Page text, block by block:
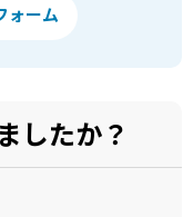
ォーム
したか？